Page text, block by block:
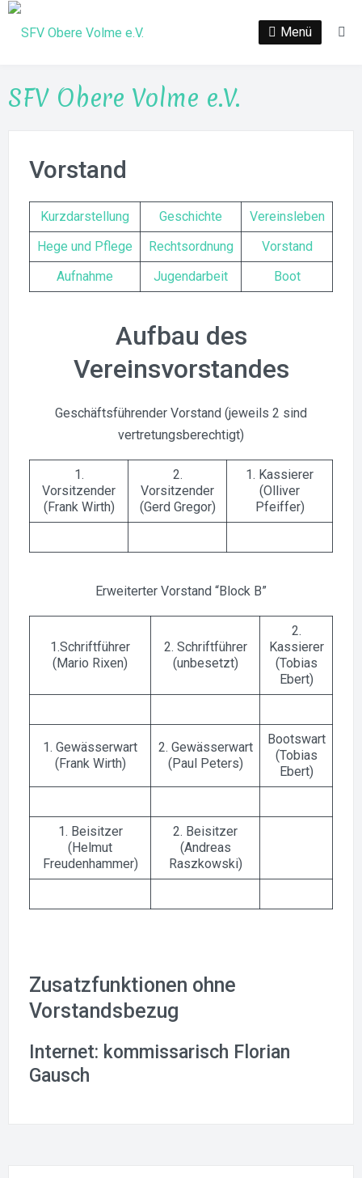
Zum
Inhalt
SFV Obere Volme e.V.
Menü
Vorstand
Kurzdarstellung Geschichte
Vereinsleben
Hege und Pflege
Rechtsordnung
Vorstand
Aufnahme
Jugendarbeit Boot
Aufbau des
Vereinsvorstandes
Geschäftsführender Vorstand (jeweils 2 sind
vertretungsberechtigt)
1.
Vorsitzender
(Frank Wirth)
2.
Vorsitzender
(Gerd Gregor)
1. Kassierer
(Olliver
Pfeiffer)
Erweiterter Vorstand “Block B”
1.Schriftführer
(Mario Rixen)
2. Schriftführer
(unbesetzt)
2.
Kassierer
(Tobias
Ebert)
1. Gewässerwart
(Frank Wirth)
2. Gewässerwart
(Paul Peters)
Bootswart
(Tobias
Ebert)
1. Beisitzer
(Helmut
Freudenhammer)
2. Beisitzer
(Andreas
Raszkowski)
Zusatzfunktionen ohne
Vorstandsbezug
Internet: kommissarisch Florian
Gausch